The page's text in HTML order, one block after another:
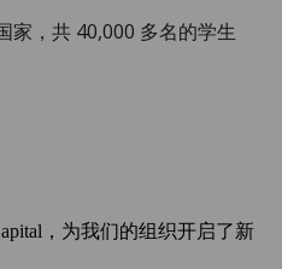
家，共 40,000 多名的学生
，为我们的组织开启了新